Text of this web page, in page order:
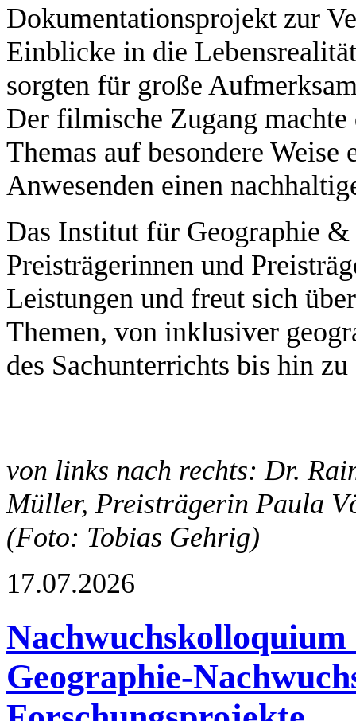
Dokumentationsprojekt zur
Einblicke in die
sorgten für große
Der filmische Zugang
Themas auf besondere
Anwesenden einen
Das Institut für Geographie
Preisträgerinnen und
Leistungen und freut sich
Themen, von inklusiver
des Sachunterrichts bis hin
von links nach rechts: Dr.
Müller, Preisträgerin Paula
(Foto: Tobias Gehrig)
17.07.2026
Geographie-